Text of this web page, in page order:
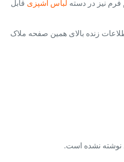
نیز در دسته لباس آشپزی قابل
زنده بالای همین صفحه ملاک
نوشته نشده است.